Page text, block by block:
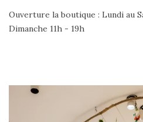
Ouverture la boutique : Lundi au
Dimanche 11h - 19h